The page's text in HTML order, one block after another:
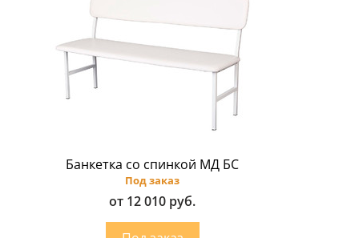
Банкетка со спинкой МД БС
Под заказ
от 12 010 руб.